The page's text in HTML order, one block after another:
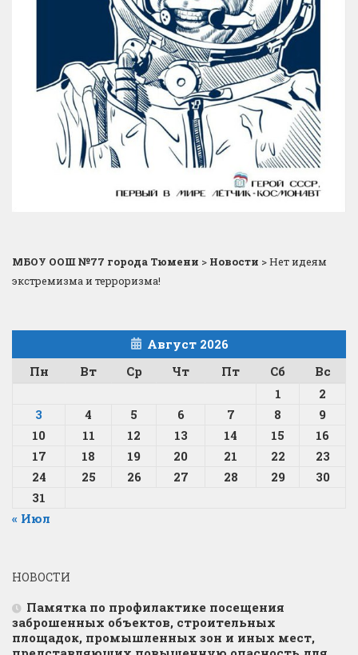
МБОУ ООШ №77 города Тюмени > Новости >Нет идеям
экстремизма и терроризма!
Август 2026
Пн
Вт Ср Чт Пт Сб
Вс
1
2
3
4 5 6 7 8
9
10
11 12 13 14 15
16
17
18 19 20 21 22
23
24
25 26 27 28 29
30
31
« Июл
НОВОСТИ
Памятка по профилактике посещения
заброшенных объектов, строительных
площадок, промышленных зон и иных мест,